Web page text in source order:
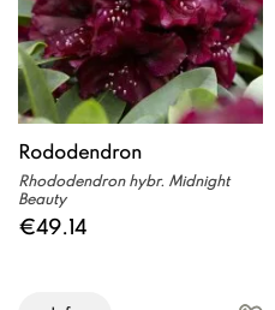
Rododendron
Rhododendron hybr. Midnight
Beauty
€49.14